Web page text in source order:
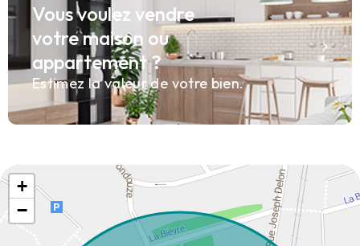
Vous voulez vendre
votre maison ou
appartement ?
Estimez la valeur de votre bien.
+
−